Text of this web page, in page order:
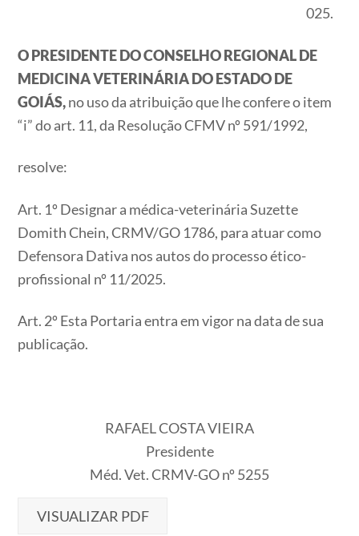
025.
O PRESIDENTE DO CONSELHO REGIONAL DE
MEDICINA VETERINÁRIA DO ESTADO DE
GOIÁS,no uso da atribuição que lhe confere o item
“i” do art. 11, da Resolução CFMV nº 591/1992,
resolve:
Art. 1º Designar a médica-veterinária Suzette
Domith Chein, CRMV/GO 1786, para atuar como
Defensora Dativa nos autos do processo ético-
profissional nº 11/2025.
Art. 2º Esta Portaria entra em vigor na data de sua
publicação.
RAFAEL COSTA VIEIRA
Presidente
Méd. Vet. CRMV-GO nº 5255
VISUALIZAR PDF